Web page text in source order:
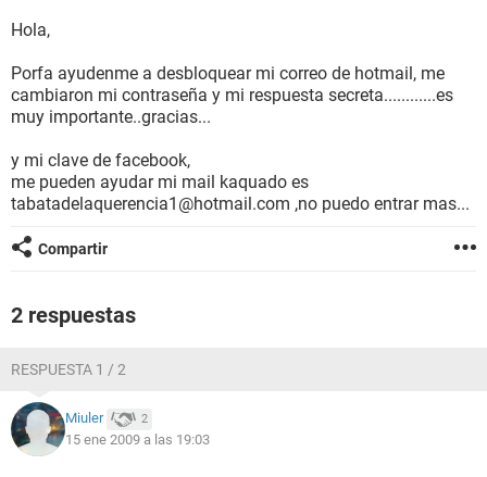
Hola,
Porfa ayudenme a desbloquear mi correo de hotmail, me
cambiaron mi contraseña y mi respuesta secreta............es
muy importante..gracias...
y mi clave de facebook,
me pueden ayudar mi mail kaquado es
tabatadelaquerencia1@hotmail.com ,no puedo entrar mas...
Compartir
2 respuestas
RESPUESTA 1 / 2
Miuler 2
15 ene 2009 a las 19:03